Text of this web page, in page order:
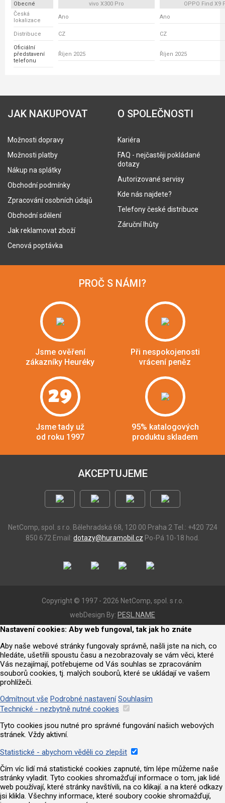
Obecné vivo X300 Pro
OPPO Find X9
Česká
lokalizace
Ano Ano
Distribuce CZ CZ
Oficiální
představení
telefonu
Říjen 2025 Říjen 2025
JAK NAKUPOVAT
Možnosti dopravy
Možnosti platby
Nákup na splátky
Obchodní podmínky
Zpracování osobních údajů
Obchodní sdělení
Jak reklamovat zboží
Cenová poptávka
O SPOLEČNOSTI
Kariéra
FAQ - nejčastěji pokládané
dotazy
Autorizované servisy
Kde nás najdete?
Telefony české distribuce
Záruční lhůty
PROČ S NÁMI?
Jsme ověření
zákazníky Heuréky
Při nespokojenosti
vrácení peněz
29
Jsme tady už
od roku 1997
95% katalogových
produktu skladem
AKCEPTUJEME
NetComp, spol. s r.o. Bělehradská 68, 120 00 Praha 2 Tel.: +420 724
850 672 Email: dotazy@huramobil.cz Po-Pá 10-18 hod.
Copyright © 1997 - 2026 NetComp, spol. s r.o.
webDesign By: PESL.NAME
Nastavení cookies: Aby web fungoval, tak jak ho znáte
Aby naše webové stránky fungovaly správně, našli jste na nich, co
hledáte, ušetřili spoustu času a nezobrazovaly se vám věci, které
Vás nezajímají, potřebujeme od Vás souhlas se zpracováním
souborů cookies, tj. malých souborů, které se ukládají ve vašem
prohlížeči.
Odmítnout vše Podrobné nastavení Souhlasím
Technické - nezbytně nutné cookies
Tyto cookies jsou nutné pro správné fungování našich webových
stránek. Vždy aktivní.
Statistické - abychom věděli co zlepšit
Čím víc lidí má statistické cookies zapnuté, tím lépe můžeme naše
stránky vyladit. Tyto cookies shromažďují informace o tom, jak lidé
web používají, které stránky navštívili, na co klikají. a na které odkazy
jsi klikla. Všechny informace, které soubory cookie shromažďují,